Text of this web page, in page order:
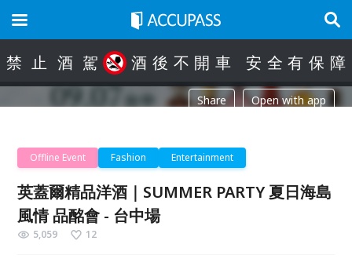
禁 止 酒 駕 酒 後 不 開 車 安 全 有 保 障
Share Open with app
Offline Event Fashion Entertainment
英蓋爾精品洋酒｜SUMMER PARTY 夏日海島
風情 品酩會 - 台中場
5,059 12